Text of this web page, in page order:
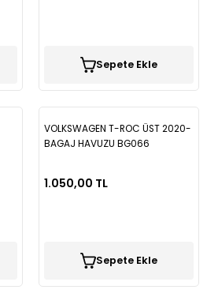
Sepete Ekle
VOLKSWAGEN T-ROC ÜST 2020-
BAGAJ HAVUZU BG066
1.050,00 TL
Sepete Ekle